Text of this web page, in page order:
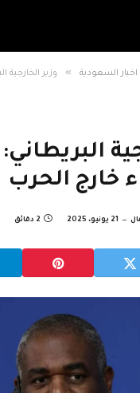
اخبار السعودية » وزير الخارجية
خارج الحرب
21 يونيو، 2025 2 دقائق